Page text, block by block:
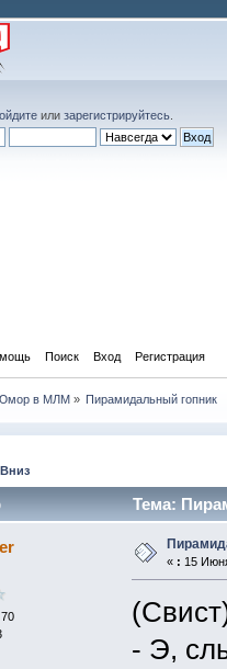
или зарегистрируйтесь
Поиск Вход Регистрация
в МЛМ » Пирамидальный гопник
Вниз
Тема:
« : 15
- Э,